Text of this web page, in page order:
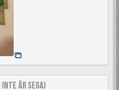
inte är Sega)